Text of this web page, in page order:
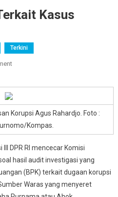
Kasus
Terkini
On
Cecer
KPK
Kasus
Sumber
Korupsi Agus Rahardjo. Foto :
Kompas.
III DPR RI mencecar Komisi
hasil audit investigasi yang
(BPK) terkait dugaan korupsi
Waras yang menyeret